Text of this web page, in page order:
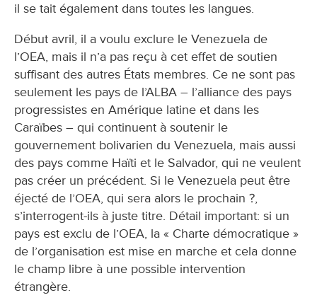
il se tait également dans toutes les langues.
Début avril, il a voulu exclure le Venezuela de
l’OEA, mais il n’a pas reçu à cet effet de soutien
suffisant des autres États membres. Ce ne sont pas
seulement les pays de l’ALBA – l’alliance des pays
progressistes en Amérique latine et dans les
Caraïbes – qui continuent à soutenir le
gouvernement bolivarien du Venezuela, mais aussi
des pays comme Haïti et le Salvador, qui ne veulent
pas créer un précédent. Si le Venezuela peut être
éjecté de l’OEA, qui sera alors le prochain ?,
s’interrogent-ils à juste titre. Détail important: si un
pays est exclu de l’OEA, la « Charte démocratique »
de l’organisation est mise en marche et cela donne
le champ libre à une possible intervention
étrangère.